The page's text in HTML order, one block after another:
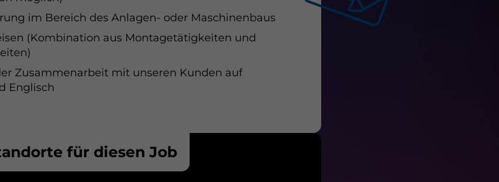
im Bereich des Anlagen- oder Maschinenbaus
(Kombination aus Montagetätigkeiten und
Zusammenarbeit mit unseren Kunden auf
Englisch
für diesen Job